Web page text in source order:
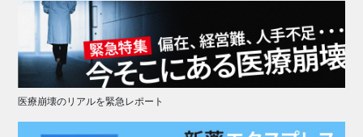
医療崩壊のリアルを緊急レポート